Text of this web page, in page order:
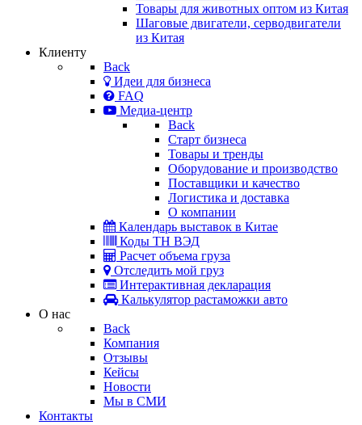
Товары для животных оптом из Китая
Шаговые двигатели, серводвигатели
из Китая
Клиенту
Back
Идеи для бизнеса
FAQ
Медиа-центр
Back
Старт бизнеса
Товары и тренды
Оборудование и производство
Поставщики и качество
Логистика и доставка
О компании
Календарь выставок в Китае
Коды ТН ВЭД
Расчет объема груза
Отследить мой груз
Интерактивная декларация
Калькулятор растаможки авто
О нас
Back
Компания
Отзывы
Кейсы
Новости
Мы в СМИ
Контакты